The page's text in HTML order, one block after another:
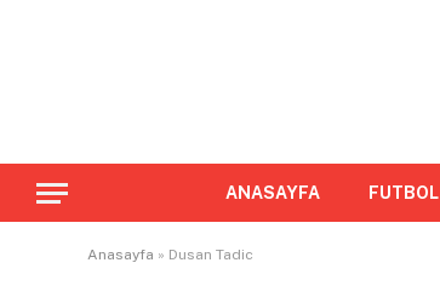
ANASAYFA FUTBOL
Anasayfa » Dusan Tadic